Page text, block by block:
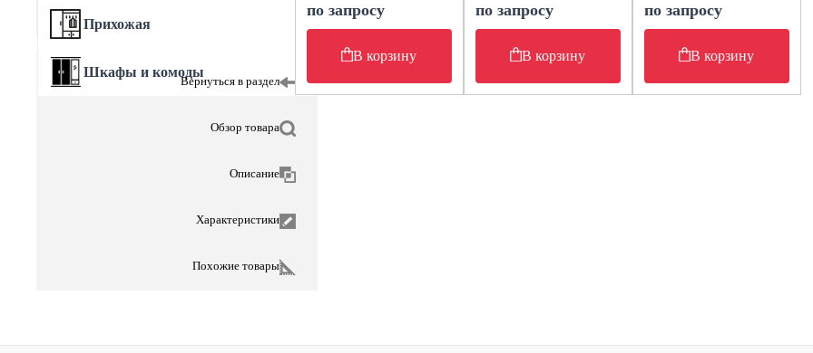
Прихожая
Шкафы и комоды
Вернуться в раздел
Обзор товара
Описание
Характеристики
Похожие товары
по запросу
В корзину
по запросу
В корзину
по запросу
В корзину